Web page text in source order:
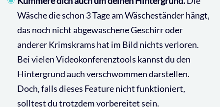
Wäsche die schon 3 Tage am Wäscheständer hängt,
das noch nicht abgewaschene Geschirr oder
anderer Krimskrams hat im Bild nichts verloren.
Bei vielen Videokonferenztools kannst du den
Hintergrund auch verschwommen darstellen.
Doch, falls dieses Feature nicht funktioniert,
solltest du trotzdem vorbereitet sein.